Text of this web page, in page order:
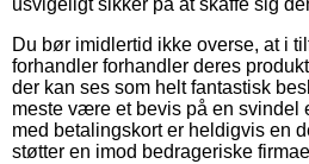
usvigeligt sikker på at skaffe sig
Du bør imidlertid ikke overse, at i
forhandler forhandler deres
der kan ses som helt fantastisk
meste være et bevis på en svindel
med betalingskort er heldigvis en
støtter en imod bedrageriske